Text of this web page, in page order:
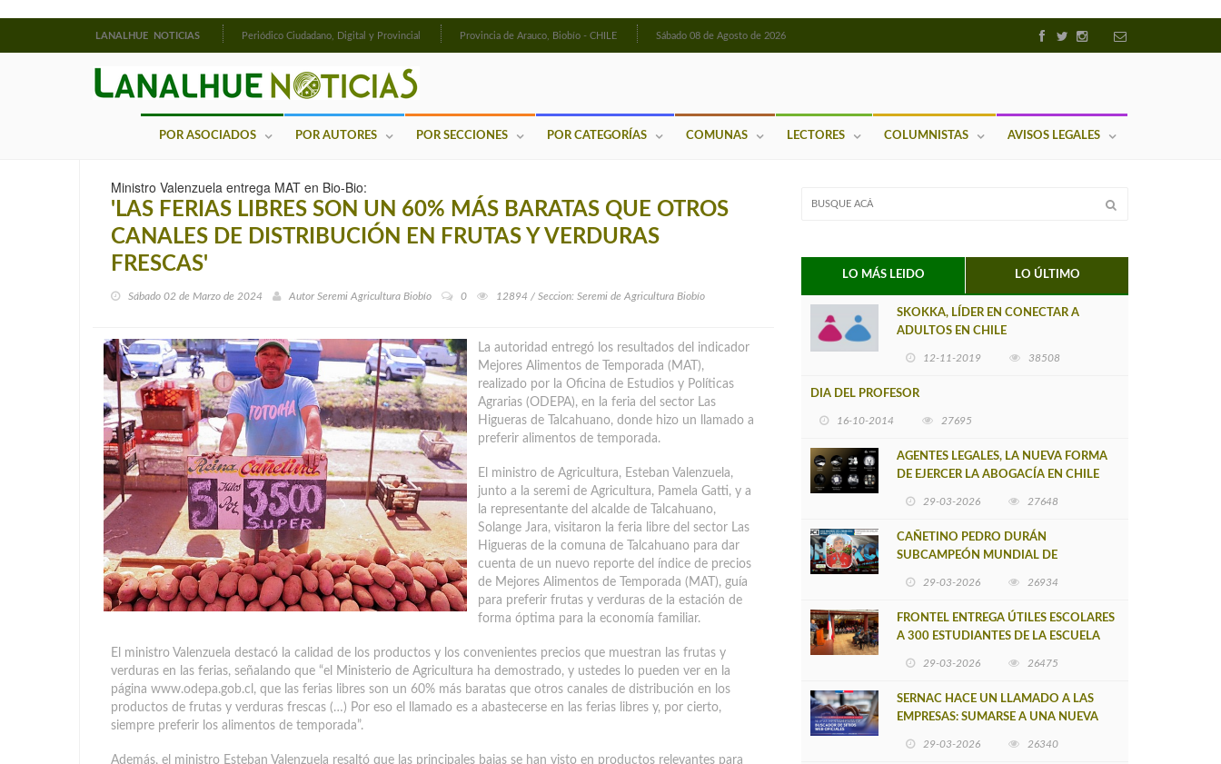
LANALHUE NOTICIAS Periódico Ciudadano, Digital y Provincial Provincia de Arauco, Biobío - CHILE Sábado 08 de Agosto de 2026
POR ASOCIADOS POR AUTORES POR SECCIONES POR CATEGORÍAS COMUNAS LECTORES COLUMNISTAS AVISOS LEGALES
Ministro Valenzuela entrega MAT en Bio-Bio:
'LAS FERIAS LIBRES SON UN 60% MÁS BARATAS QUE OTROS
CANALES DE DISTRIBUCIÓN EN FRUTAS Y VERDURAS
FRESCAS'
Sábado 02 de Marzo de 2024 Autor Seremi Agricultura Biobío 0 12894 / Seccion: Seremi de Agricultura Biobío
La autoridad entregó los resultados del indicador
Mejores Alimentos de Temporada (MAT),
realizado por la Oficina de Estudios y Políticas
Agrarias (ODEPA), en la feria del sector Las
Higueras de Talcahuano, donde hizo un llamado a
preferir alimentos de temporada.
El ministro de Agricultura, Esteban Valenzuela,
junto a la seremi de Agricultura, Pamela Gatti, y a
la representante del alcalde de Talcahuano,
Solange Jara, visitaron la feria libre del sector Las
Higueras de la comuna de Talcahuano para dar
cuenta de un nuevo reporte del índice de precios
de Mejores Alimentos de Temporada (MAT), guía
para preferir frutas y verduras de la estación de
forma óptima para la economía familiar.
El ministro Valenzuela destacó la calidad de los productos y los convenientes precios que muestran las frutas y
verduras en las ferias, señalando que “el Ministerio de Agricultura ha demostrado, y ustedes lo pueden ver en la
página www.odepa.gob.cl, que las ferias libres son un 60% más baratas que otros canales de distribución en los
productos de frutas y verduras frescas (…) Por eso el llamado es a abastecerse en las ferias libres y, por cierto,
siempre preferir los alimentos de temporada”.
Además, el ministro Esteban Valenzuela resaltó que las principales bajas se han visto en productos relevantes para
LO MÁS LEIDO LO ÚLTIMO
SKOKKA, LÍDER EN CONECTAR A
ADULTOS EN CHILE
12-11-2019 38508
DIA DEL PROFESOR
16-10-2014 27695
AGENTES LEGALES, LA NUEVA FORMA
DE EJERCER LA ABOGACÍA EN CHILE
29-03-2026 27648
CAÑETINO PEDRO DURÁN
SUBCAMPEÓN MUNDIAL DE
29-03-2026 26934
FRONTEL ENTREGA ÚTILES ESCOLARES
A 300 ESTUDIANTES DE LA ESCUELA
29-03-2026 26475
SERNAC HACE UN LLAMADO A LAS
EMPRESAS: SUMARSE A UNA NUEVA
29-03-2026 26340